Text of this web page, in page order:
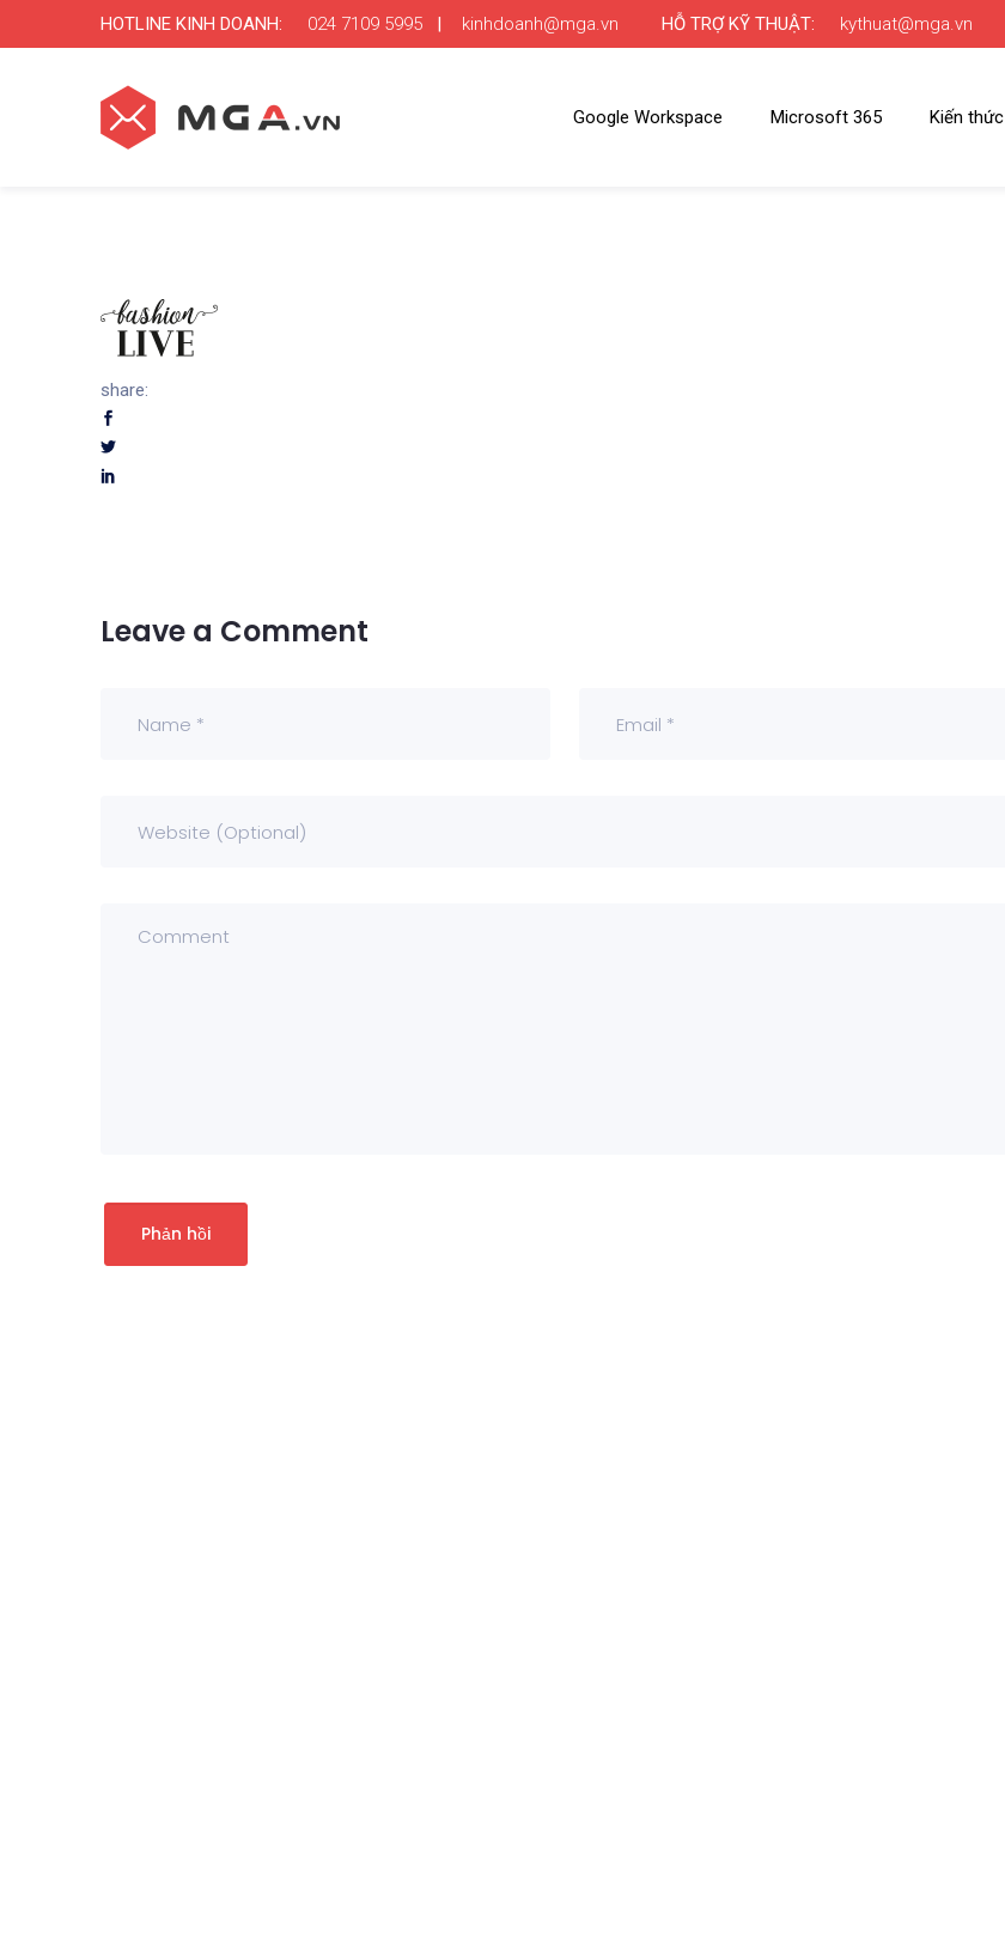
HOTLINE KINH DOANH: 024 7109 5995 | kinhdoanh@mga.vn HỖ TRỢ KỸ THUẬT: kythuat@mga.vn
Google Workspace Microsoft 365 Kiến thức
share:
Leave a Comment